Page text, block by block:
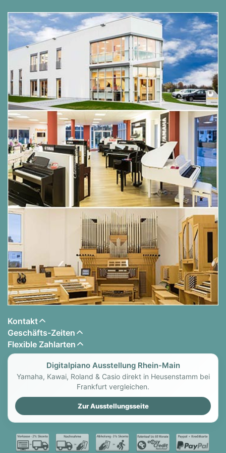
- Hammerköpfe mit Unterfilz
- Verjüngter Resonanzboden vom Bass- zum
Diskantbereich
- 100 cm Notenpult
- Tastenvorsatzleiste durch Metallschiene
verstärkt
- Verstärktes Tastaturbett
Die Ausstattung des KAWAI K-500:
Tastatur
Mechanik: Millenium III
Tastenbelag:
NEOTEX
Hammerkern: Mahagoni
Hammerfilz:mit Unterfilz
Konstruktion
Resonanzboden Material:Massive Fichte,
verjüngend
Resonanzboden Fläche:1,45 m²
Rasten:5
Tastenklappe:langsam schließend
Pedale:
max.klingende Saitenlänge
Rippen:11
Maße / Oberfläche
Breite in cm:149
Höhe in cm:130
Gewicht in kg: 238
Farben:Schwarz poliert
Kontakt
Geschäfts-Zeiten
Flexible Zahlarten
Digitalpiano Ausstellung Rhein-Main
Yamaha, Kawai, Roland & Casio direkt in Heusenstamm bei
Frankfurt vergleichen.
Zur Ausstellungsseite